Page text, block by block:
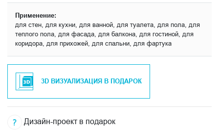
Применение:
для стен, для кухни, для ванной, для туалета, для пола, для
теплого пола, для фасада, для балкона, для гостиной, для
коридора, для прихожей, для спальни, для фартука
3D ВИЗУАЛИЗАЦИЯ В ПОДАРОК
Дизайн-проект в подарок